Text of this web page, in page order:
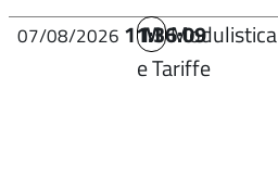
07/08/2026 11:36:09
MModulistica
e Tariffe